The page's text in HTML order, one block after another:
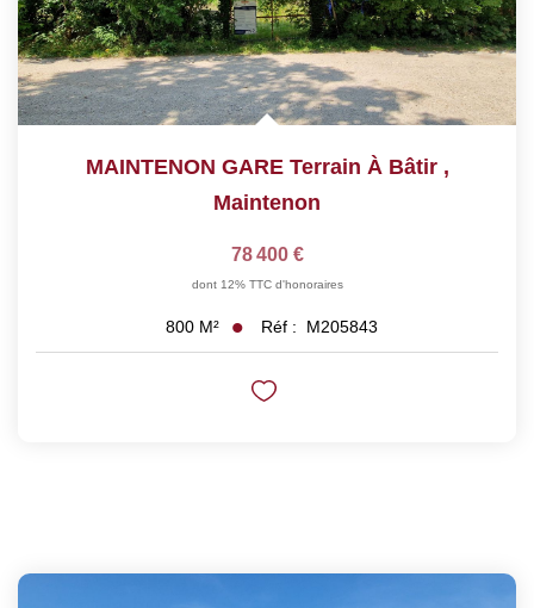
MAINTENON GARE Terrain À Bâtir ,
Maintenon
78 400 €
dont 12% TTC d'honoraires
800 M² Réf : M205843